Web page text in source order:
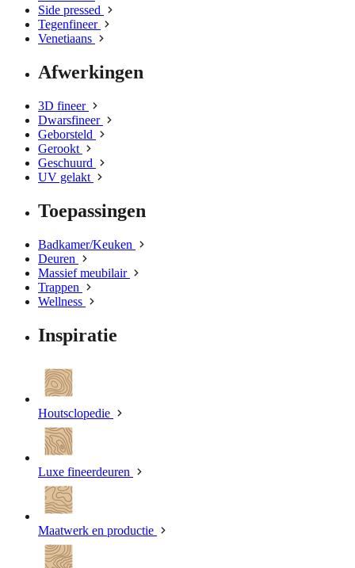
Side pressed
Tegenfineer
Venetiaans
Afwerkingen
3D fineer
Dwarsfineer
Geborsteld
Gerookt
Geschuurd
UV gelakt
Toepassingen
Badkamer/Keuken
Deuren
Massief meubilair
Trappen
Wellness
Inspiratie
Houtsclopedie
Luxe fineerdeuren
Maatwerk en productie